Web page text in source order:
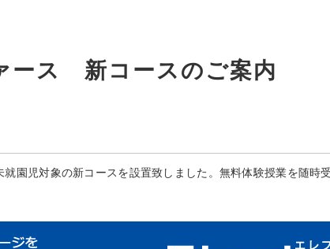
ース 新コースのご案内
園児対象の新コースを設置致しました。無料体験授業を随時